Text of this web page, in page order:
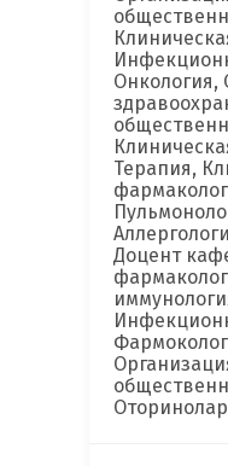
Онкология,
Терапия,
Доцент